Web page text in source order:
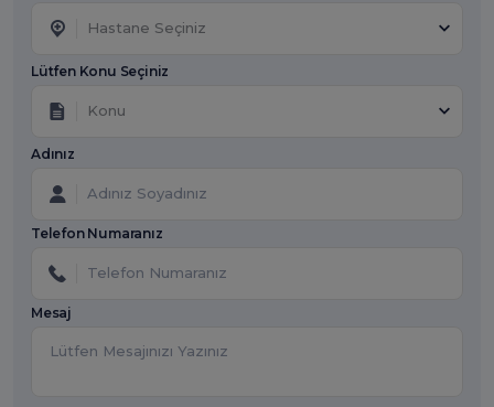
Hastane Seçiniz
Lütfen Konu Seçiniz
Konu
Adınız
Telefon Numaranız
Mesaj